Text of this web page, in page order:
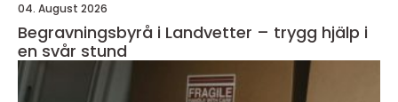
04. August 2026
Begravningsbyrå i Landvetter – trygg hjälp i
en svår stund